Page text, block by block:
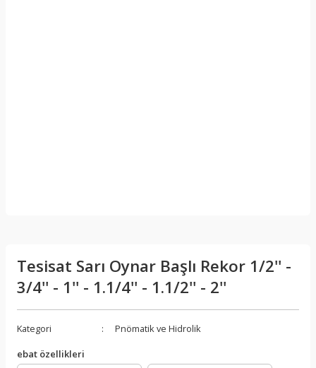
Tesisat Sarı Oynar Başlı Rekor 1/2'' -
3/4'' - 1'' - 1.1/4'' - 1.1/2'' - 2''
Kategori
Pnömatik ve Hidrolik
ebat özellikleri